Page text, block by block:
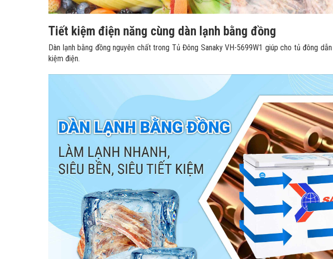
Tiết kiệm điện năng cùng dàn lạnh bằng đồng
Dàn lạnh bằng đồng nguyên chất trong Tủ Đông Sanaky VH-5699W1 giúp cho tủ đông
kiệm điện.